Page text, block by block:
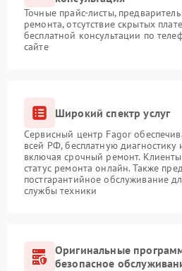
Точные прайс-листы,
ремонта, отсутствие скрытых
бесплатной консультации по
сайте
Широкий спектр услуг
Сервисный центр Fagor
всей РФ, бесплатную диагностику
включая срочный ремонт.
статус ремонта онлайн. Также
постгарантийное обслуживание
службы техники
Оригинальные
безопасное